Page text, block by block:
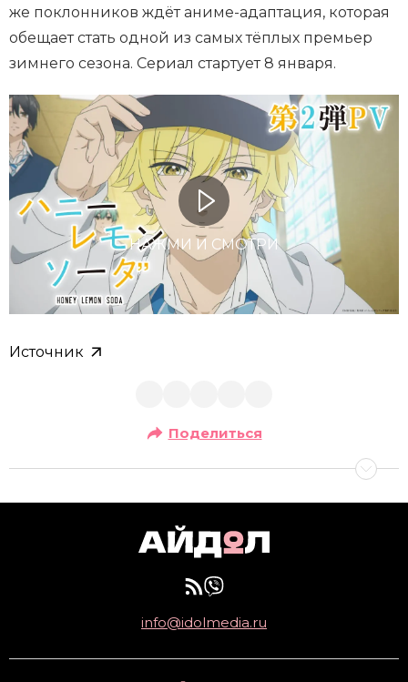
же поклонников ждёт аниме-адаптация, которая
обещает стать одной из самых тёплых премьер
зимнего сезона. Сериал стартует 8 января.
НАЖМИ И СМОТРИ
Источник
Поделиться
info@idolmedia.ru